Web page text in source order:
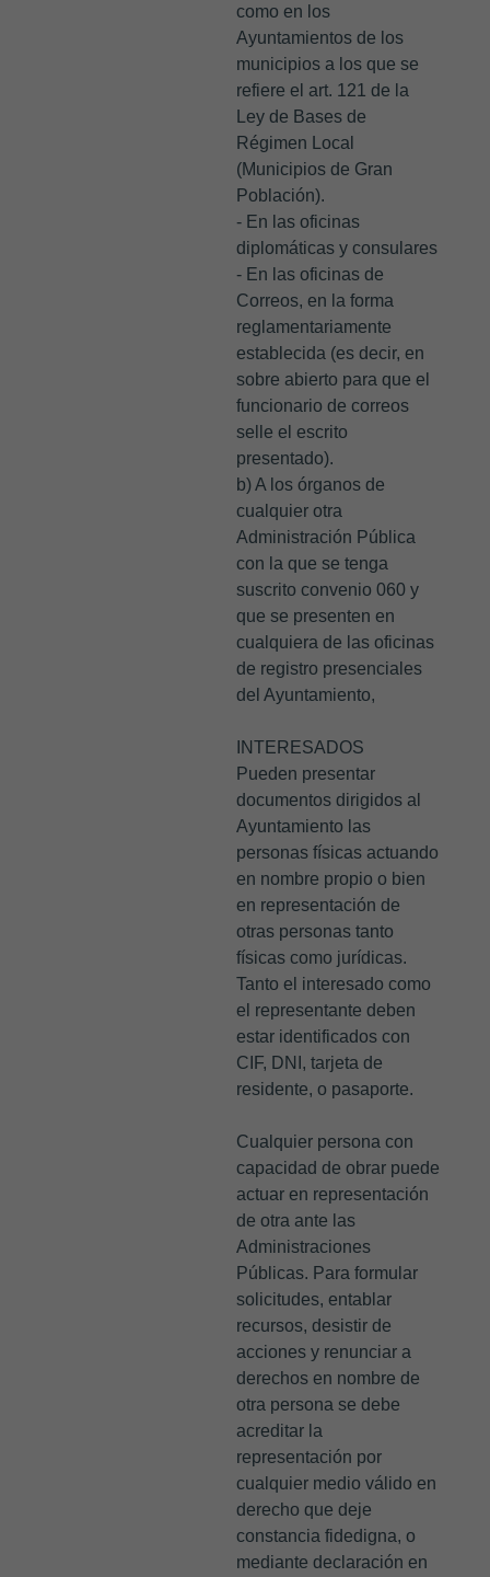
como en los
Ayuntamientos de los
municipios a los que se
refiere el art. 121 de la
Ley de Bases de
Régimen Local
(Municipios de Gran
Población).
- En las oficinas
diplomáticas y consulares
- En las oficinas de
Correos, en la forma
reglamentariamente
establecida (es decir, en
sobre abierto para que el
funcionario de correos
selle el escrito
presentado).
b) A los órganos de
cualquier otra
Administración Pública
con la que se tenga
suscrito convenio 060 y
que se presenten en
cualquiera de las oficinas
de registro presenciales
del Ayuntamiento,
INTERESADOS
Pueden presentar
documentos dirigidos al
Ayuntamiento las
personas físicas actuando
en nombre propio o bien
en representación de
otras personas tanto
físicas como jurídicas.
Tanto el interesado como
el representante deben
estar identificados con
CIF, DNI, tarjeta de
residente, o pasaporte.
Cualquier persona con
capacidad de obrar puede
actuar en representación
de otra ante las
Administraciones
Públicas. Para formular
solicitudes, entablar
recursos, desistir de
acciones y renunciar a
derechos en nombre de
otra persona se debe
acreditar la
representación por
cualquier medio válido en
derecho que deje
constancia fidedigna, o
mediante declaración en